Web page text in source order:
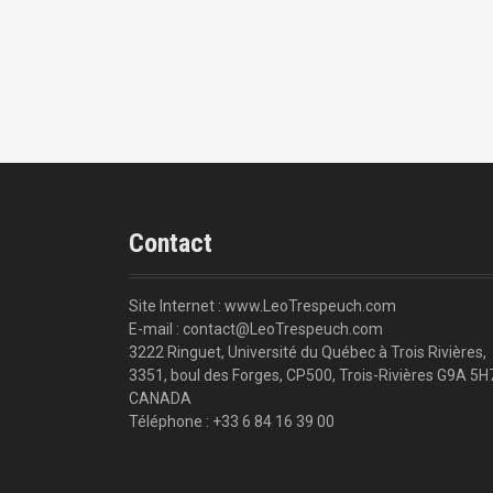
Contact
Site Internet : www.LeoTrespeuch.com
E-mail : contact@LeoTrespeuch.com
3222 Ringuet, Université du Québec à Trois Rivières,
3351, boul des Forges, CP500, Trois-Rivières G9A
CANADA
Téléphone : +33 6 84 16 39 00